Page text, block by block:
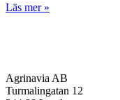
Läs mer »
Agrinavia AB
Turmalingatan 12